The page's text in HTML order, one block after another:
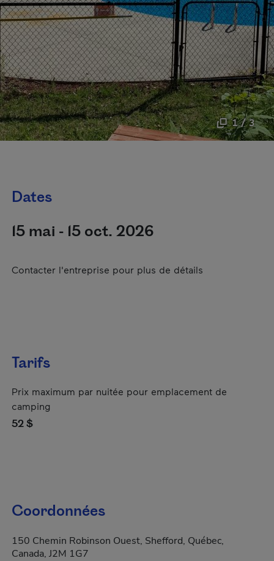
1 / 3
Dates
15 mai - 15 oct. 2026
Contacter l'entreprise pour plus de détails
Tarifs
Prix maximum par nuitée pour emplacement de
camping
52 $
Coordonnées
150 Chemin Robinson Ouest, Shefford, Québec,
Canada, J2M 1G7